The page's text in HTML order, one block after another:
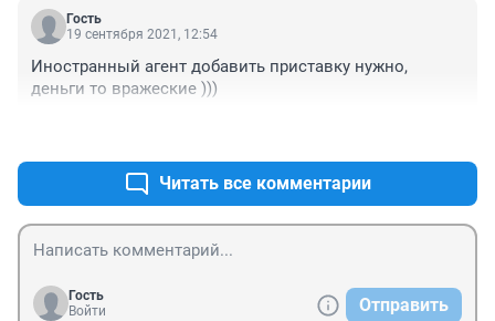
Гость
19 сентября 2021, 12:54
Иностранный агент добавить приставку нужно,
деньги то вражеские )))
Читать все комментарии
Гость
Войти
Отправить